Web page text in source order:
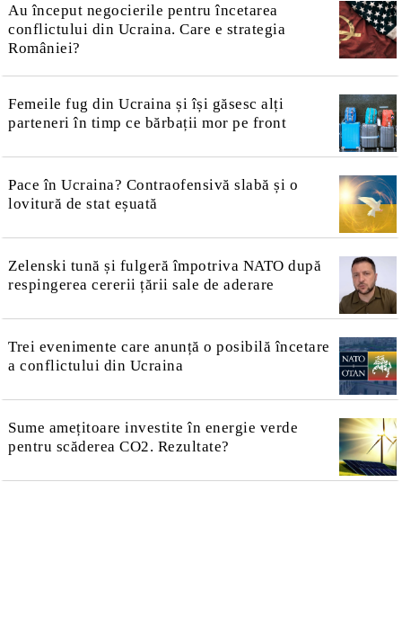
Au început negocierile pentru încetarea
conflictului din Ucraina. Care e strategia
României?
Femeile fug din Ucraina și își găsesc alți
parteneri în timp ce bărbații mor pe front
Pace în Ucraina? Contraofensivă slabă și o
lovitură de stat eșuată
Zelenski tună și fulgeră împotriva NATO după
respingerea cererii țării sale de aderare
Trei evenimente care anunță o posibilă încetare
a conflictului din Ucraina
Sume amețitoare investite în energie verde
pentru scăderea CO2. Rezultate?